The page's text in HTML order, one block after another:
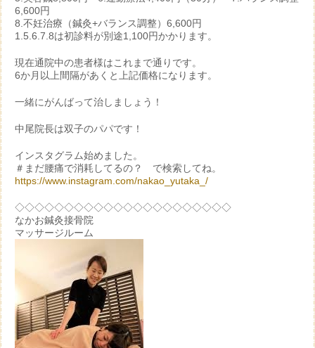
6,600円
8.不妊治療（鍼灸+バランス調整）6,600円
1.5.6.7.8は初診料が別途1,100円かかります。
現在通院中の患者様はこれまで通りです。
6か月以上間隔があくと上記価格になります。
一緒にがんばって治しましょう！
中尾院長は双子のパパです！
インスタグラム始めました。
＃まだ腰痛で消耗してるの？ で検索してね。
https://www.instagram.com/nakao_yutaka_/
◇◇◇◇◇◇◇◇◇◇◇◇◇◇◇◇◇◇◇◇◇◇
なかお鍼灸接骨院
マッサージルーム